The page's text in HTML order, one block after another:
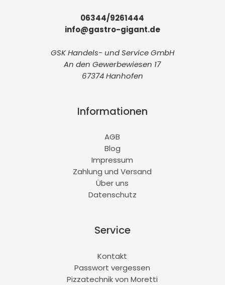
06344/9261444
info@gastro-gigant.de
GSK Handels- und Service GmbH
An den Gewerbewiesen 17
67374 Hanhofen
Informationen
AGB
Blog
Impressum
Zahlung und Versand
Über uns
Datenschutz
Service
Kontakt
Passwort vergessen
Pizzatechnik von Moretti